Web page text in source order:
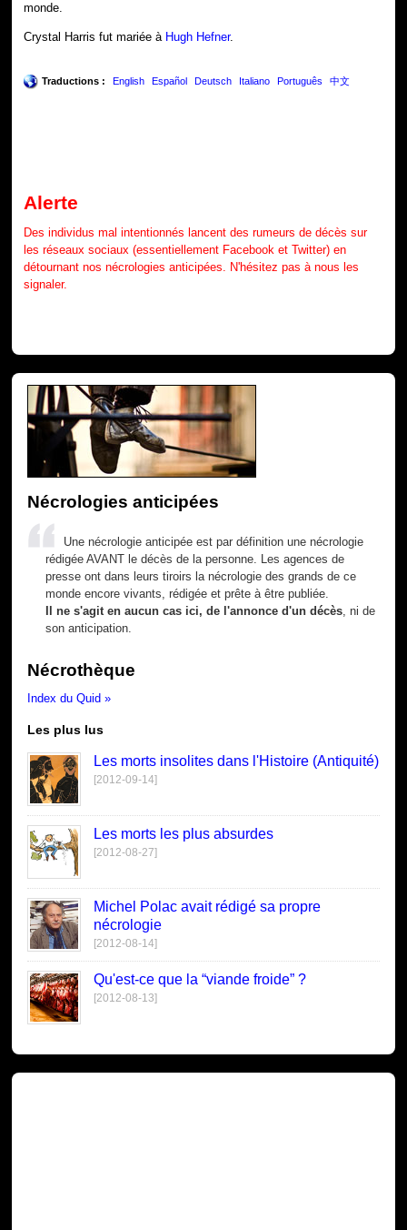
monde.
Crystal Harris fut mariée à Hugh Hefner.
Traductions : English Español Deutsch Italiano Português 中文
Alerte
Des individus mal intentionnés lancent des rumeurs de décès sur
les réseaux sociaux (essentiellement Facebook et Twitter) en
détournant nos nécrologies anticipées. N'hésitez pas à nous les
signaler.
Nécrologies anticipées
Une nécrologie anticipée est par définition une nécrologie
rédigée AVANT le décès de la personne. Les agences de
presse ont dans leurs tiroirs la nécrologie des grands de ce
monde encore vivants, rédigée et prête à être publiée.
Il ne s'agit en aucun cas ici, de l'annonce d'un décès , ni de
son anticipation.
Nécrothèque
Index du Quid »
Les plus lus
Les morts insolites dans l'Histoire (Antiquité)
[2012-09-14]
Les morts les plus absurdes
[2012-08-27]
Michel Polac avait rédigé sa propre
nécrologie
[2012-08-14]
Qu'est-ce que la “viande froide” ?
[2012-08-13]